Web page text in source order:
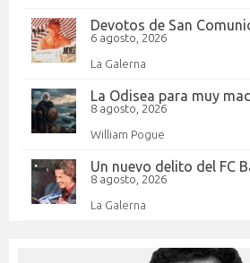
Devotos de San
6 agosto, 2026
La Galerna
La Odisea para muy
8 agosto, 2026
William Pogue
Un nuevo delito del FC
8 agosto, 2026
La Galerna